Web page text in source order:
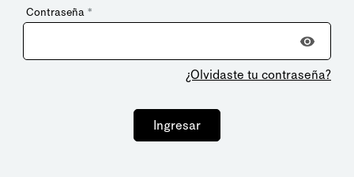
Contraseña *
¿Olvidaste tu contraseña?
Ingresar